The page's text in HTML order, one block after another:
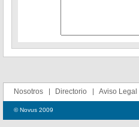
Nosotros Directorio Aviso Legal
© Novus 2009